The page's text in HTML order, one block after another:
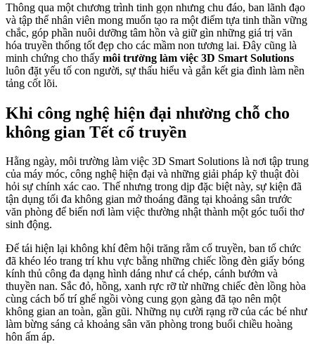
Thông qua một chương trình tinh gọn nhưng chu đáo, ban lãnh đạo
và tập thể nhân viên mong muốn tạo ra một điểm tựa tinh thần vững
chắc, góp phần nuôi dưỡng tâm hồn và giữ gìn những giá trị văn
hóa truyền thống tốt đẹp cho các mầm non tương lai. Đây cũng là
minh chứng cho thấy môi trường làm việc 3D Smart Solutions
luôn đặt yếu tố con người, sự thấu hiểu và gắn kết gia đình làm nền
tảng cốt lõi.
Khi công nghệ hiện đại nhường chỗ cho
không gian Tết cổ truyền
Hằng ngày, môi trường làm việc 3D Smart Solutions là nơi tập trung
của máy móc, công nghệ hiện đại và những giải pháp kỹ thuật đòi
hỏi sự chính xác cao. Thế nhưng trong dịp đặc biệt này, sự kiện đã
tận dụng tối đa không gian mở thoáng đãng tại khoảng sân trước
văn phòng để biến nơi làm việc thường nhật thành một góc tuổi thơ
sinh động.
Để tái hiện lại không khí đêm hội trăng rằm cổ truyền, ban tổ chức
đã khéo léo trang trí khu vực bằng những chiếc lồng đèn giấy bóng
kính thủ công đa dạng hình dáng như cá chép, cánh bướm và
thuyền nan. Sắc đỏ, hồng, xanh rực rỡ từ những chiếc đèn lồng hòa
cùng cách bố trí ghế ngồi vòng cung gọn gàng đã tạo nên một
không gian an toàn, gần gũi. Những nụ cười rạng rỡ của các bé như
làm bừng sáng cả khoảng sân văn phòng trong buổi chiều hoàng
hôn ấm áp.